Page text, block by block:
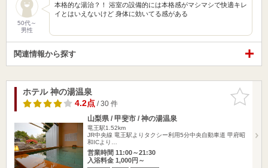
50代～
男性
本格的な湯治？！ 浴室の設備的には本格感がマシマシで快適キレ
イとはいえないけど 身体に効いてる感がある
関連情報から探す
お気に入
りに追加
ホテル 神の湯温泉
4.2点/ 30 件
山梨県 / 甲斐市 / 神の湯温泉
竜王駅1.52km
JR中央線 竜王駅よりタクシー利用5分中央自動車道 甲府昭
和ICより…
営業時間 11:00～21:30
入浴料金 1,000円～